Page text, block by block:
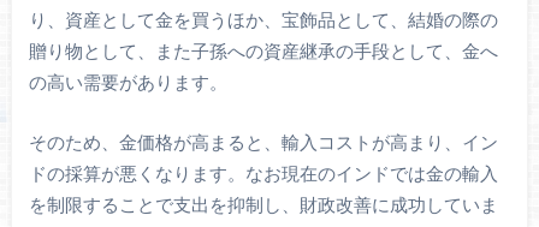
り、資産として金を買うほか、宝飾品として、結婚の際の
贈り物として、また子孫への資産継承の手段として、金へ
の高い需要があります。
そのため、金価格が高まると、輸入コストが高まり、イン
ドの採算が悪くなります。なお現在のインドでは金の輸入
を制限することで支出を抑制し、財政改善に成功していま